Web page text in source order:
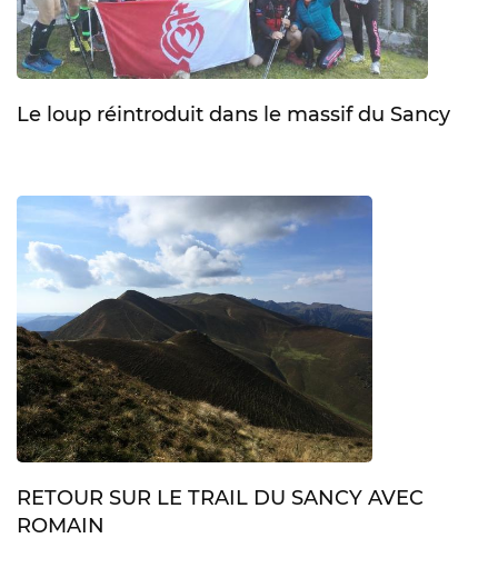
Le loup réintroduit dans le massif du Sancy
RETOUR SUR LE TRAIL DU SANCY AVEC
ROMAIN